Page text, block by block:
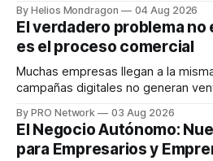
dispositivos inteligentes,
en tiempo real para ayudar a las
decisiones sobre su salud
responder
By Helios Mondragon 04 Aug 2026
El verdadero problema no
es el proceso comercial
Muchas empresas llegan a la
campañas digitales no generan
INTERIUS, el problema suele estar en
una entrevista para el podcast SER
marketing digital explicó que
By PRO Network 03 Aug 2026
El Negocio Autónomo:
para Empresarios y